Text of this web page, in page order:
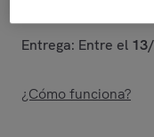
Entrega: Entre el
¿Cómo funciona?